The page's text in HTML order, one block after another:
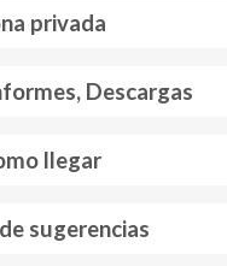
privada
Descargas
llegar
sugerencias